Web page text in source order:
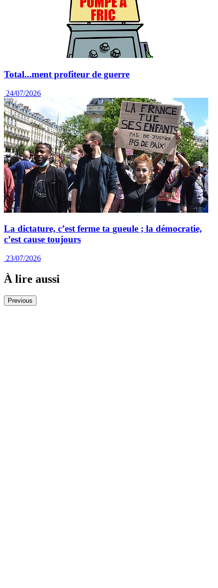
Total...ment profiteur de guerre
24/07/2026
La dictature, c’est ferme ta gueule ; la démocratie,
c’est cause toujours
23/07/2026
À lire aussi
Previous